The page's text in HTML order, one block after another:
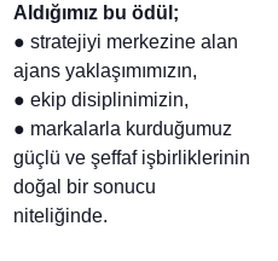
Aldığımız bu ödül;
● stratejiyi merkezine alan
ajans yaklaşımımızın,
● ekip disiplinimizin,
● markalarla kurduğumuz
güçlü ve şeffaf işbirliklerinin
doğal bir sonucu
niteliğinde.